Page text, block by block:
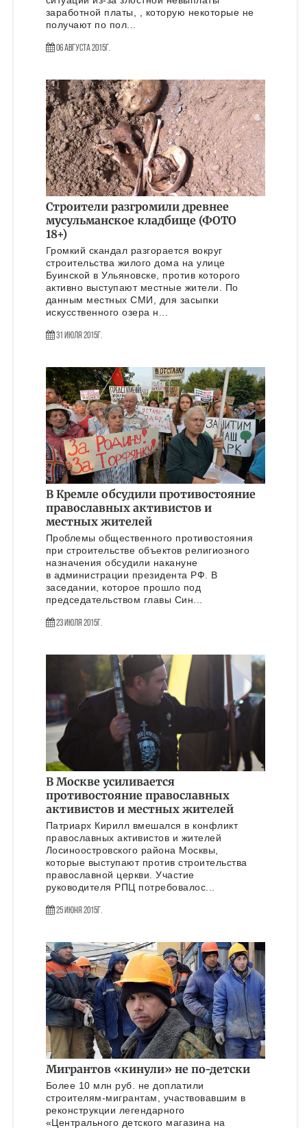
заработной платы, , которую некоторые не
получают по пол...
06 Августа 2015г.
Строители разгромили древнее
мусульманское кладбище (ФОТО
18+)
Громкий скандал разгорается вокруг
строительства жилого дома на улице
Буинской в Ульяновске, против которого
активно выступают местные жители. По
данным местных СМИ, для засыпки
искусственного озера н...
31 Июля 2015г.
В Кремле обсудили противостояние
православных активистов и
местных жителей
Проблемы общественного противостояния
при строительстве объектов религиозного
назначения обсудили накануне
в администрации президента РФ. В
заседании, которое прошло под
председательством главы Син...
23 Июля 2015г.
В Москве усиливается
противостояние православных
активистов и местных жителей
Патриарх Кирилл вмешался в конфликт
православных активистов и жителей
Лосиноостровского района Москвы,
которые выступают против строительства
православной церкви. Участие
руководителя РПЦ потребовалос...
25 Июня 2015г.
Мигрантов «кинули» не по-детски
Более 10 млн руб. не доплатили
строителям-мигрантам, участвовавшим в
реконструкции легендарного
«Центрального детского магазина на